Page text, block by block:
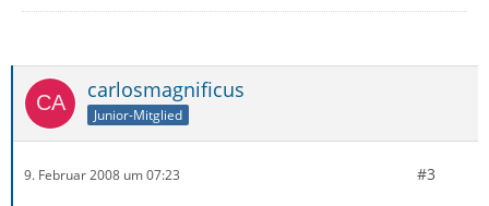
carlosmagnificus
Junior-Mitglied
9. Februar 2008 um 07:23 #3